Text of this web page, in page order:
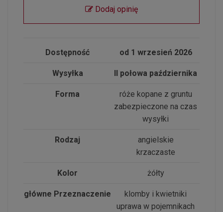
Dodaj opinię
Dostępność od 1 wrzesień 2026
Wysyłka II połowa października
Forma
róże kopane z gruntu
zabezpieczone na czas
wysyłki
Rodzaj
angielskie
krzaczaste
Kolor żółty
główne Przeznaczenie
klomby i kwietniki
uprawa w pojemnikach